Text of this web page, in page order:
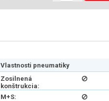
Vlastnosti pneumatiky
Zosilnená
konštrukcia:
M+S: